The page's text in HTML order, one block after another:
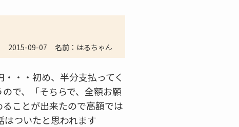
2015-09-07 名前：はるちゃん
・・初め、半分支払ってく
で、「そちらで、全額お願
ことが出来たので高額では
ついたと思われます